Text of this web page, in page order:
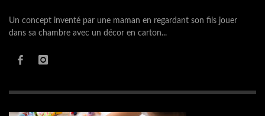
Un concept inventé par une maman en regardant son fils jouer
dans sa chambre avec un décor en carton...